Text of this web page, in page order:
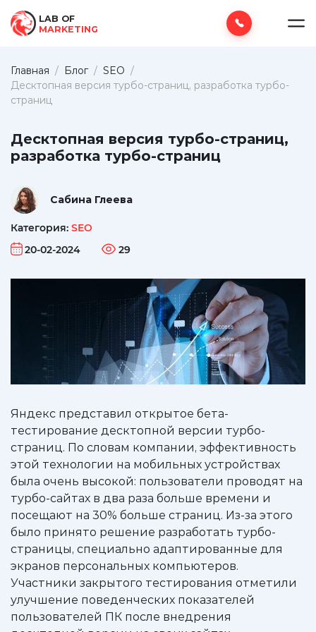
LAB OF
MARKETING
Главная / Блог / SEO /
Десктопная версия турбо-страниц, разработка турбо-
страниц
Десктопная версия турбо-страниц,
разработка турбо-страниц
Сабина Глеева
Категория: SEO
20-02-2024
29
Яндекс представил открытое бета-
тестирование десктопной версии турбо-
страниц. По словам компании, эффективность
этой технологии на мобильных устройствах
была очень высокой: пользователи проводят на
турбо-сайтах в два раза больше времени и
посещают на 30% больше страниц. Из-за этого
было принято решение разработать турбо-
страницы, специально адаптированные для
экранов персональных компьютеров.
Участники закрытого тестирования отметили
улучшение поведенческих показателей
пользователей ПК после внедрения